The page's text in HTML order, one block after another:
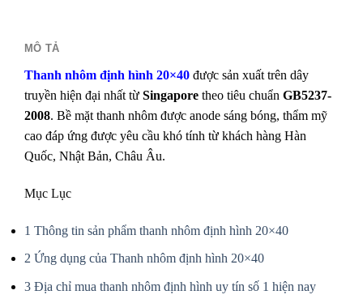
MÔ TẢ
Thanh nhôm định hình 20×40 được sản xuất trên dây
truyền hiện đại nhất từ Singapore theo tiêu chuẩn GB5237-
2008. Bề mặt thanh nhôm được anode sáng bóng, thẩm mỹ
cao đáp ứng được yêu cầu khó tính từ khách hàng Hàn
Quốc, Nhật Bản, Châu Âu.
Mục Lục
1 Thông tin sản phẩm thanh nhôm định hình 20×40
2 Ứng dụng của Thanh nhôm định hình 20×40
3 Địa chỉ mua thanh nhôm định hình uy tín số 1 hiện nay